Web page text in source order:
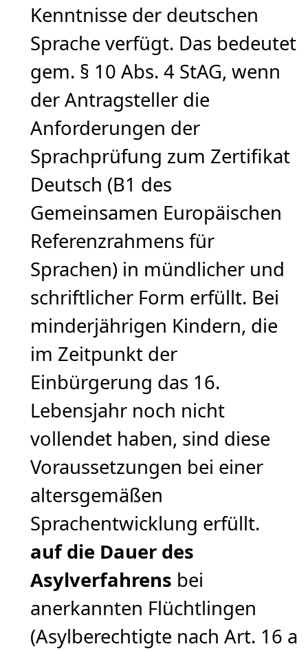
Kenntnisse der deutschen
Sprache verfügt. Das bedeutet
gem. § 10 Abs. 4 StAG, wenn
der Antragsteller die
Anforderungen der
Sprachprüfung zum Zertifikat
Deutsch (B1 des
Gemeinsamen Europäischen
Referenzrahmens für
Sprachen) in mündlicher und
schriftlicher Form erfüllt. Bei
minderjährigen Kindern, die
im Zeitpunkt der
Einbürgerung das 16.
Lebensjahr noch nicht
vollendet haben, sind diese
Voraussetzungen bei einer
altersgemäßen
Sprachentwicklung erfüllt.
auf die Dauer des
Asylverfahrens bei
anerkannten Flüchtlingen
(Asylberechtigte nach Art. 16 a